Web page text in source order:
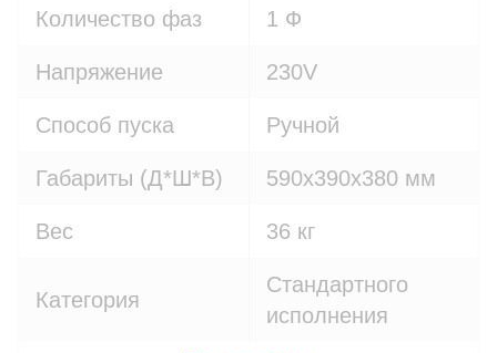
Количество фаз 1 Ф
Напряжение 230V
Способ пуска Ручной
Габариты (Д*Ш*В) 590x390x380 мм
Вес 36 кг
Категория
Стандартного
исполнения